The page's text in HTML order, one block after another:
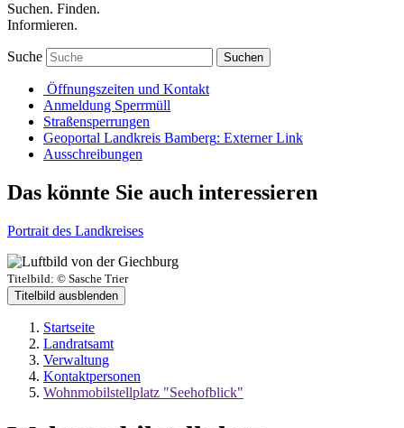
Suchen. Finden.
Informieren.
Suche Suchen
Öffnungszeiten und Kontakt
Anmeldung Sperrmüll
Straßensperrungen
Geoportal Landkreis Bamberg: Externer Link
Ausschreibungen
Das könnte Sie auch interessieren
Portrait des Landkreises
Titelbild: © Sasche Trier
Titelbild ausblenden
Startseite
Landratsamt
Verwaltung
Kontaktpersonen
Wohnmobilstellplatz "Seehofblick"